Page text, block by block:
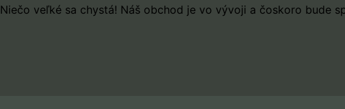
Niečo veľké sa chystá! Náš obchod je vo vývoji a čoskoro bude